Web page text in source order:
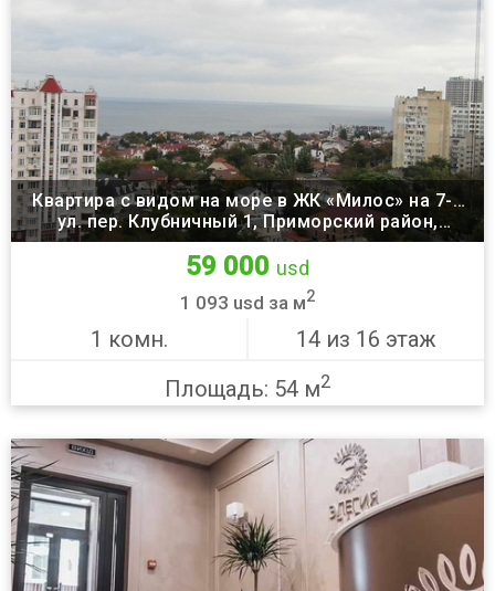
Квартира с видом на море в ЖК «Милос» на 7-й
станции Большого Фонтана
ул. пер. Клубничный 1, Приморский район,
Одесса
59 000 usd
1 093 usd за м2
1 комн.
14 из 16 этаж
Площадь: 54 м2